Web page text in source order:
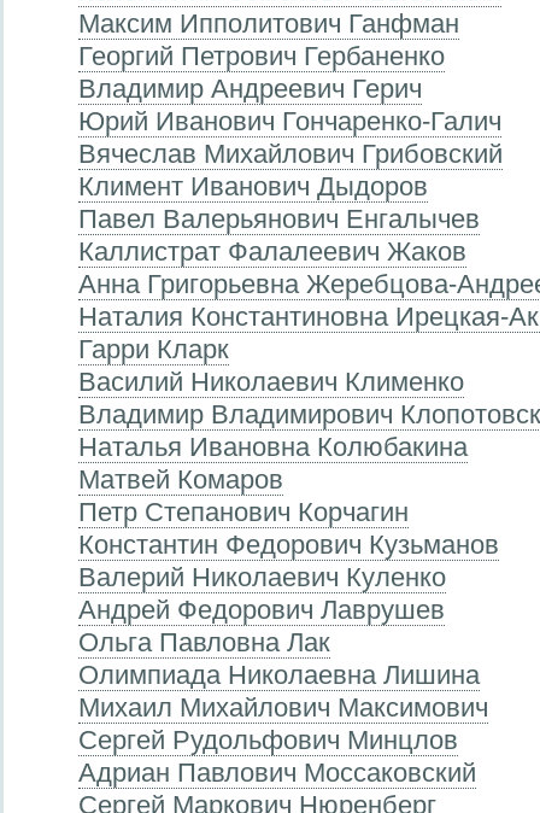
Максим Ипполитович Ганфман
Георгий Петрович Гербаненко
Владимир Андреевич Герич
Юрий Иванович Гончаренко-Галич
Вячеслав Михайлович Грибовский
Климент Иванович Дыдоров
Павел Валерьянович Енгалычев
Каллистрат Фалалеевич Жаков
Анна Григорьевна Жеребцова-
Наталия Константиновна Ирецкая-
Гарри Кларк
Василий Николаевич Клименко
Владимир Владимирович
Наталья Ивановна Колюбакина
Матвей Комаров
Петр Степанович Корчагин
Константин Федорович Кузьманов
Валерий Николаевич Куленко
Андрей Федорович Лаврушев
Ольга Павловна Лак
Олимпиада Николаевна Лишина
Михаил Михайлович Максимович
Сергей Рудольфович Минцлов
Адриан Павлович Моссаковский
Сергей Маркович Нюренберг